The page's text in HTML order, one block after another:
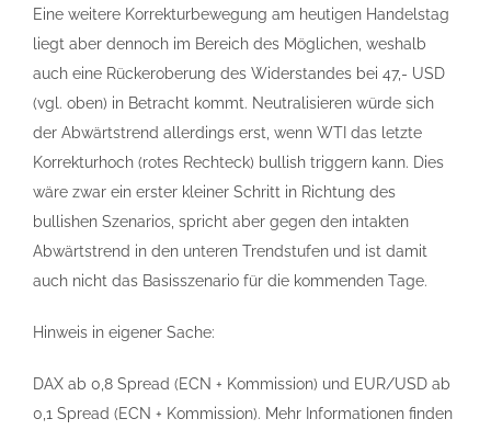
Eine weitere Korrekturbewegung am heutigen Handelstag
liegt aber dennoch im Bereich des Möglichen, weshalb
auch eine Rückeroberung des Widerstandes bei 47,- USD
(vgl. oben) in Betracht kommt. Neutralisieren würde sich
der Abwärtstrend allerdings erst, wenn WTI das letzte
Korrekturhoch (rotes Rechteck) bullish triggern kann. Dies
wäre zwar ein erster kleiner Schritt in Richtung des
bullishen Szenarios, spricht aber gegen den intakten
Abwärtstrend in den unteren Trendstufen und ist damit
auch nicht das Basisszenario für die kommenden Tage.
Hinweis in eigener Sache:
DAX ab 0,8 Spread (ECN + Kommission) und EUR/USD ab
0,1 Spread (ECN + Kommission). Mehr Informationen finden